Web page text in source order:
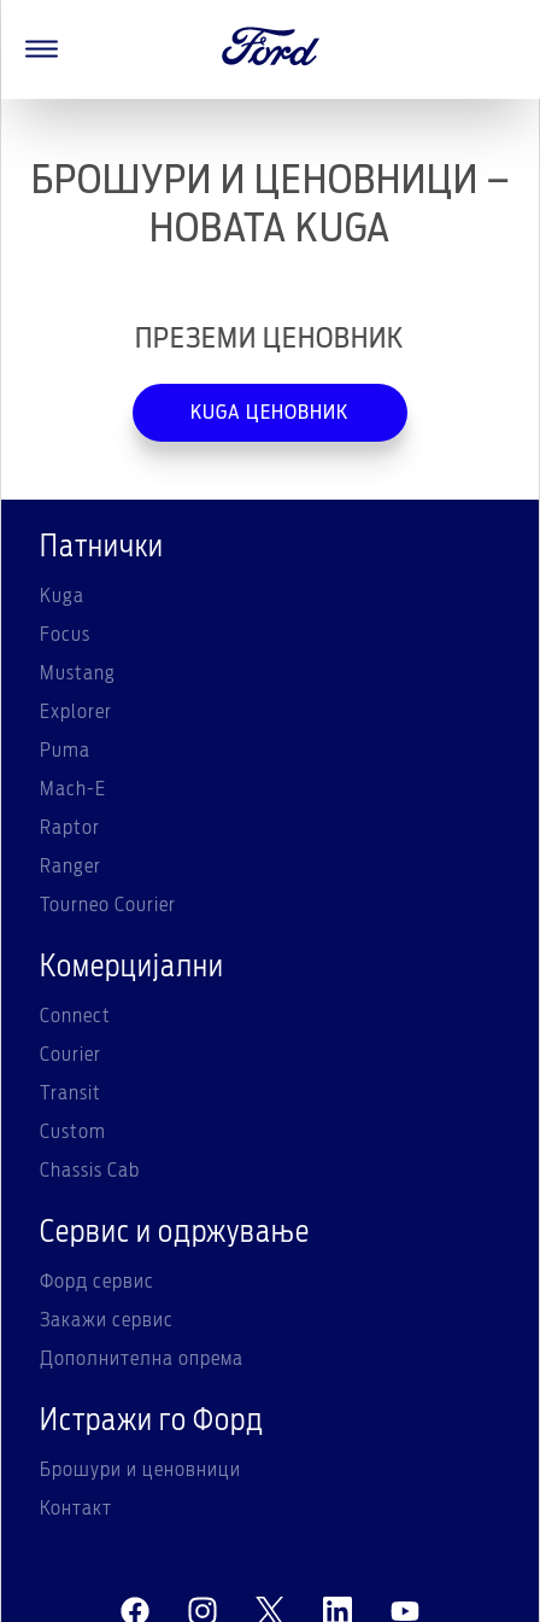
БРОШУРИ И ЦЕНОВНИЦИ –
НОВАТА KUGA
ПРЕЗЕМИ ЦЕНОВНИК
KUGA ЦЕНОВНИК
Патнички
Kuga
Focus
Mustang
Explorer
Puma
Mach-E
Raptor
Ranger
Tourneo Courier
Комерцијални
Connect
Courier
Transit
Custom
Chassis Cab
Сервис и одржување
Форд сервис
Закажи сервис
Дополнителна опрема
Истражи го Форд
Брошури и ценовници
Контакт